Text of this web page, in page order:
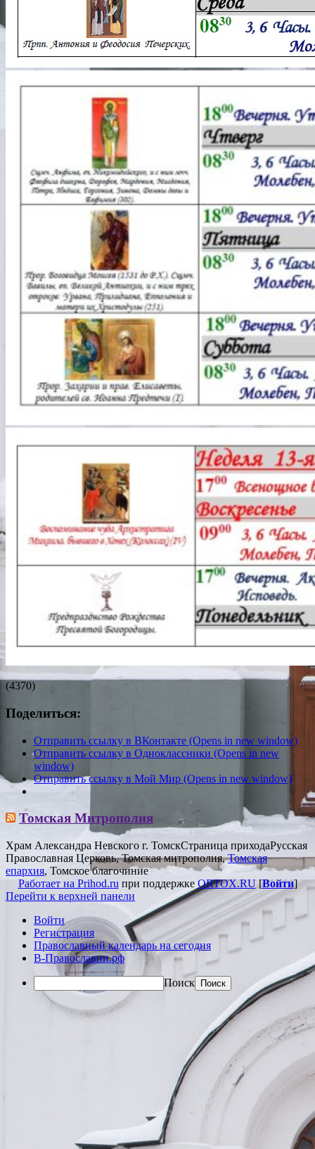
(4370)
Поделиться:
Отправить ссылку в ВКонтакте (Opens in new window)
Отправить ссылку в Одноклассники (Opens in new
window)
Отправить ссылку в Мой Мир (Opens in new window)
Томская Митрополия
Храм Александра Невского г. ТомскСтраница приходаРусская
Православная Церковь, Томская митрополия,Томская
епархия, Томское благочиние
Работает на Prihod.ru при поддержке ORTOX.RU[Войти]
Перейти к верхней панели
Войти
Регистрация
Православный календарь на сегодня
В-Православии.рф
Поиск